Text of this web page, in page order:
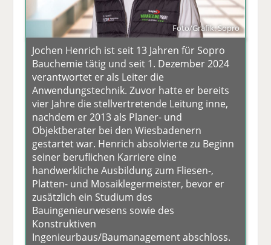
Foto/Grafik: Sopro
Jochen Henrich ist seit 13 Jahren für Sopro
Bauchemie tätig und seit 1. Dezember 2024
verantwortet er als Leiter die
Anwendungstechnik. Zuvor hatte er bereits
vier Jahre die stellvertretende Leitung inne,
nachdem er 2013 als Planer- und
Objektberater bei den Wiesbadenern
gestartet war. Henrich absolvierte zu Beginn
seiner beruflichen Karriere eine
handwerkliche Ausbildung zum Fliesen-,
Platten- und Mosaiklegermeister, bevor er
zusätzlich ein Studium des
Bauingenieurwesens sowie des
Konstruktiven
Ingenieurbaus/Baumanagement abschloss.